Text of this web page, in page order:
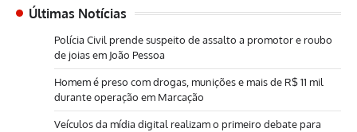
Últimas Notícias
Polícia Civil prende suspeito de assalto a promotor e roubo
de joias em João Pessoa
Homem é preso com drogas, munições e mais de R$ 11 mil
durante operação em Marcação
Veículos da mídia digital realizam o primeiro debate para